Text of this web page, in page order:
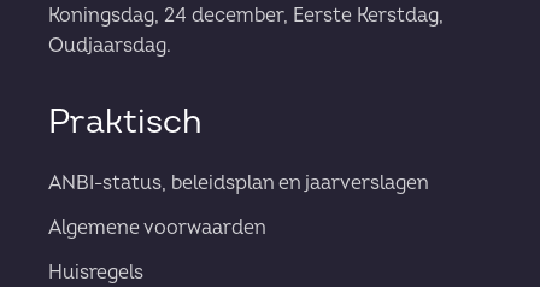
Koningsdag, 24 december, Eerste Kerstdag,
Oudjaarsdag.
Praktisch
ANBI-status, beleidsplan en jaarverslagen
Algemene voorwaarden
Huisregels